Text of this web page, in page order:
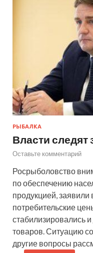
РЫБАЛКА
Власти
Оставьте комментарий
Росрыболовство
по обеспечению
продукцией,
потребительские
стабилизировались
товаров. Ситуацию
другие вопросы